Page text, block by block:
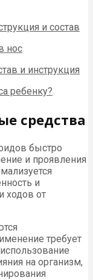
средства
быстро
и проявления
и
ходов от
требует
на организм,